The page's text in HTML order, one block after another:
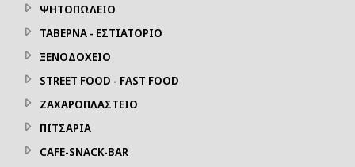
ΨΗΤΟΠΩΛΕΙΟ
ΤΑΒΕΡΝΑ - ΕΣΤΙΑΤΟΡΙΟ
ΞΕΝΟΔΟΧΕΙΟ
STREET FOOD - FAST FOOD
ΖΑΧΑΡΟΠΛΑΣΤΕΙΟ
ΠΙΤΣΑΡΙΑ
CAFE-SNACK-BAR